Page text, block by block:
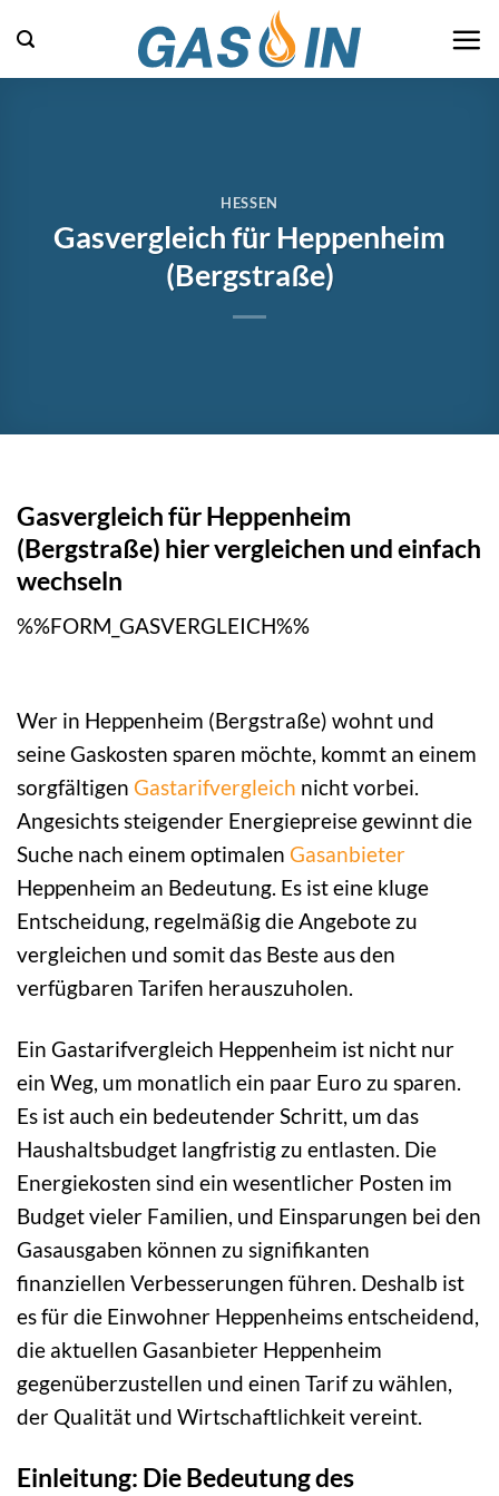
Inhalt
springen
HESSEN
Gasvergleich für Heppenheim
(Bergstraße)
Gasvergleich für Heppenheim
(Bergstraße) hier vergleichen und einfach
wechseln
%%FORM_GASVERGLEICH%%
Wer in Heppenheim (Bergstraße) wohnt und
seine Gaskosten sparen möchte, kommt an einem
sorgfältigen Gastarifvergleich nicht vorbei.
Angesichts steigender Energiepreise gewinnt die
Suche nach einem optimalen Gasanbieter
Heppenheim an Bedeutung. Es ist eine kluge
Entscheidung, regelmäßig die Angebote zu
vergleichen und somit das Beste aus den
verfügbaren Tarifen herauszuholen.
Ein Gastarifvergleich Heppenheim ist nicht nur
ein Weg, um monatlich ein paar Euro zu sparen.
Es ist auch ein bedeutender Schritt, um das
Haushaltsbudget langfristig zu entlasten. Die
Energiekosten sind ein wesentlicher Posten im
Budget vieler Familien, und Einsparungen bei den
Gasausgaben können zu signifikanten
finanziellen Verbesserungen führen. Deshalb ist
es für die Einwohner Heppenheims entscheidend,
die aktuellen Gasanbieter Heppenheim
gegenüberzustellen und einen Tarif zu wählen,
der Qualität und Wirtschaftlichkeit vereint.
Einleitung: Die Bedeutung des